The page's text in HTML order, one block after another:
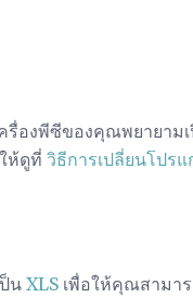
องพีซีของคุณพยายาม
ห้ดูที่ วิธีการเปลี่ยนโปร
น XLS เพื่อให้คุณสามาร